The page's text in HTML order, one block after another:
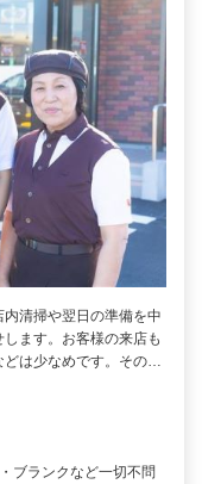
清掃や翌日の準備を中
ます。お客様の来店も
は少なめです。その…
ブランクなど一切不問